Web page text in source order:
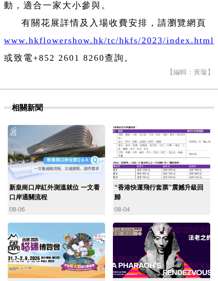
動，適合一家大小參與。
有關花展詳情及入場收費安排，請瀏覽網頁
www.hkflowershow.hk/tc/hkfs/2023/index.html
或致電+852 2601 8260查詢。
【編輯：黃璇】
相關新聞
新皇崗口岸紅外測溫就位 一文看
口岸通關流程
08-06
“香港快運飛行套票”震撼升級回
歸
08-04